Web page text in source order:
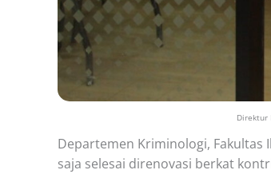
Direktur
Departemen Kriminologi, Fakultas
saja selesai direnovasi berkat